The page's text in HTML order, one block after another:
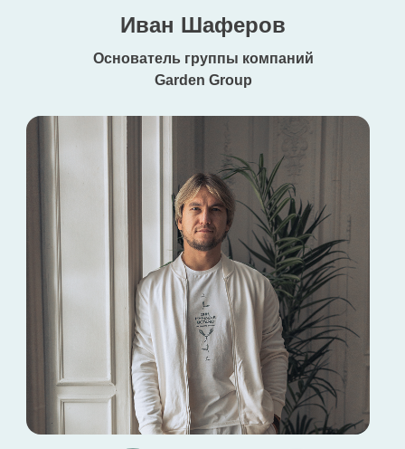
Забрать подарок
Иван Шаферов
Основатель группы компаний
Garden Group